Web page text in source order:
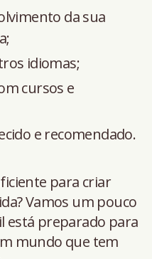
da sua
idiomas;
cursos e
e recomendado.
para criar
Vamos um pouco
está preparado para
mundo que tem